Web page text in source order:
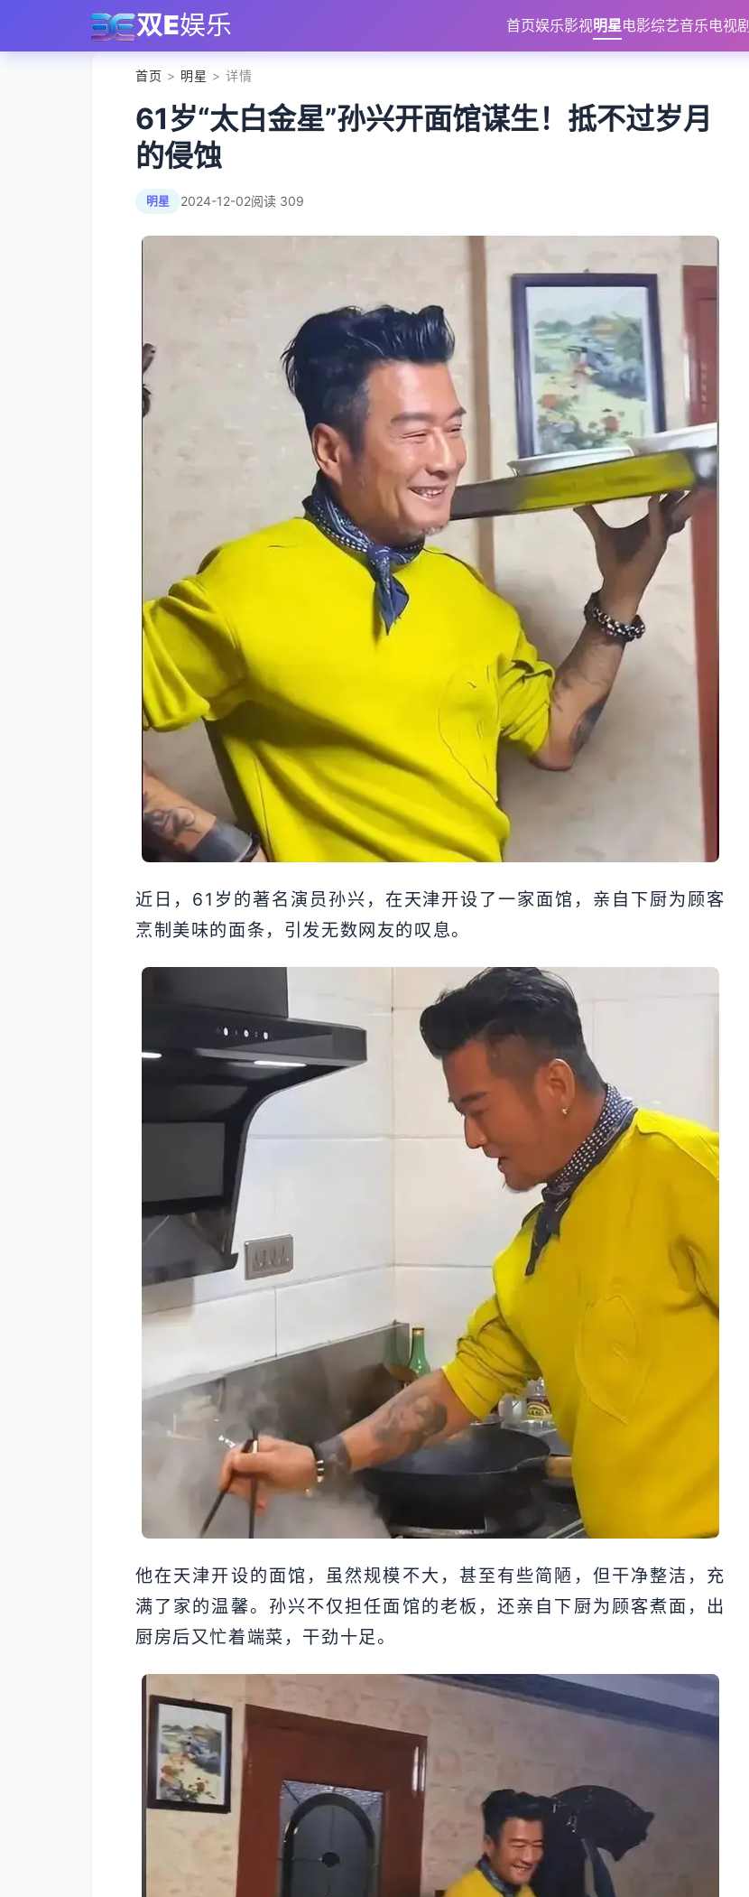
双E娱乐 首页娱乐影视明星电影综艺音乐电视剧
首页 > 明星 > 详情
61岁“太白金星”孙兴开面馆谋生！抵不过岁月
的侵蚀
明星 2024-12-02阅读 309
近日，61岁的著名演员孙兴，在天津开设了一家面馆，亲自下厨为顾客
烹制美味的面条，引发无数网友的叹息。
他在天津开设的面馆，虽然规模不大，甚至有些简陋，但干净整洁，充
满了家的温馨。孙兴不仅担任面馆的老板，还亲自下厨为顾客煮面，出
厨房后又忙着端菜，干劲十足。